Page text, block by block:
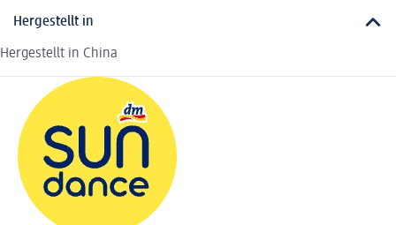
Hergestellt in
Hergestellt in China